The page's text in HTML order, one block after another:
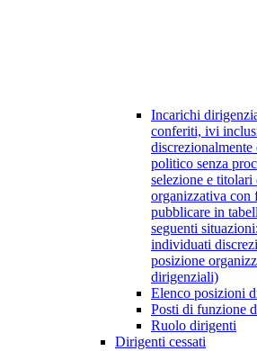
Incarichi
conferiti, ivi
politico senza
selezione e
organizzativa con
pubblicare in
seguenti
individuati
posizione
dirigenziali)
Elenco posizioni
Posti di funzione
Ruolo dirigenti
Dirigenti cessati